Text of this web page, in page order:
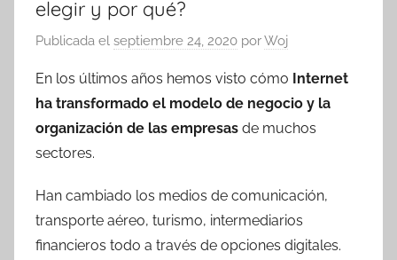
elegir y por qué?
Publicada el septiembre 24, 2020 porWoj
En los últimos años hemos visto cómo Internet
ha transformado el modelo de negocio y la
organización de las empresas de muchos
sectores.
Han cambiado los medios de comunicación,
transporte aéreo, turismo, intermediarios
financieros todo a través de opciones digitales.